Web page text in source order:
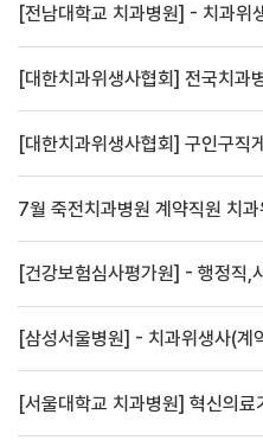
[대한치과위생사협회] 구인구직
[삼성서울병원] - 치과위생사(계